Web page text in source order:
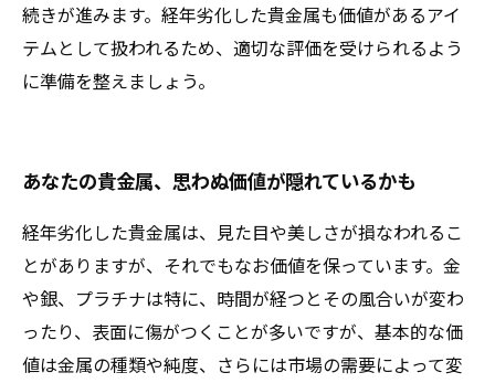
続きが進みます。経年劣化した貴金属も価値があるアイ
テムとして扱われるため、適切な評価を受けられるよう
に準備を整えましょう。
あなたの貴金属、思わぬ価値が隠れているかも
経年劣化した貴金属は、見た目や美しさが損なわれるこ
とがありますが、それでもなお価値を保っています。金
や銀、プラチナは特に、時間が経つとその風合いが変わ
ったり、表面に傷がつくことが多いですが、基本的な価
値は金属の種類や純度、さらには市場の需要によって変